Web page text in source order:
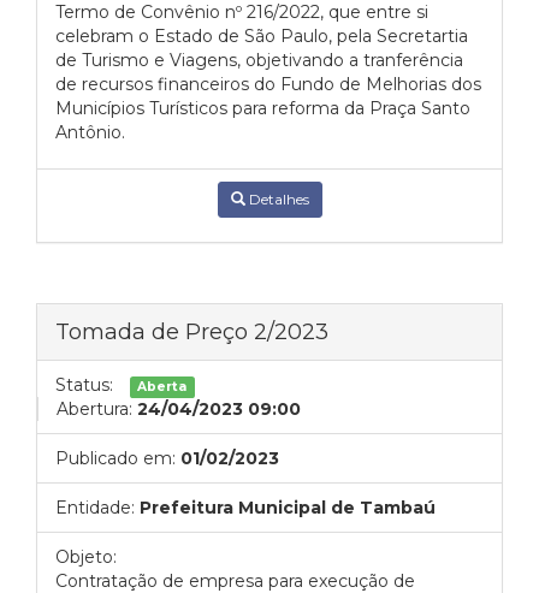
Termo de Convênio nº 216/2022, que entre si
celebram o Estado de São Paulo, pela Secretartia
de Turismo e Viagens, objetivando a tranferência
de recursos financeiros do Fundo de Melhorias dos
Municípios Turísticos para reforma da Praça Santo
Antônio.
Detalhes
Tomada de Preço 2/2023
Status: Aberta
Abertura: 24/04/2023 09:00
Publicado em: 01/02/2023
Entidade: Prefeitura Municipal de Tambaú
Objeto:
Contratação de empresa para execução de